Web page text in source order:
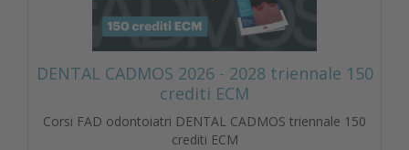
DENTAL CADMOS 2026 - 2028 triennale 150
crediti ECM
Corsi FAD odontoiatri DENTAL CADMOS triennale 150
crediti ECM